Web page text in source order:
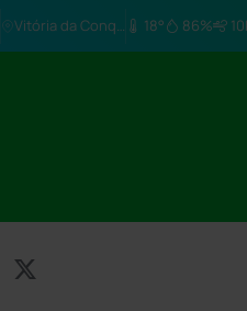
Vitória da Conq… 18° 86%